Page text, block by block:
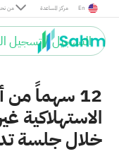
من مركز المساعدة En
التسجيل / تسجيل
Beazer Homes USA, Inc.
BZH
Designer Brands Inc. Class A
DBI
EZGO Technologies Ltd.
12 سهماً
الاستهلاكية
خلال جلسة